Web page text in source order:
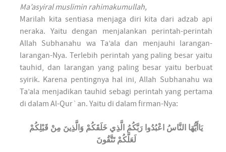
Ma’asyiral muslimin rahimakumullah,
Marilah kita sentiasa menjaga diri kita dari adzab api
neraka. Yaitu dengan menjalankan perintah-perintah
Allah Subhanahu wa Ta’ala dan menjauhi larangan-
larangan-Nya. Terlebih perintah yang paling besar yaitu
tauhid, dan larangan yang paling besar yaitu berbuat
syirik. Karena pentingnya hal ini, Allah Subhanahu wa
Ta’ala menjadikan tauhid sebagi perintah yang pertama
di dalam Al-Qur`an. Yaitu di dalam firman-Nya:
يَاأَيُّهَا النَّاسُ اعْبُدُوا رَبَّكُمُ الَّذِي خَلَقَكُمْ وَالَّذِينَ مِنْ قَبْلِكُمْ
لَعَلَّكُمْ تَتَّقُونَ